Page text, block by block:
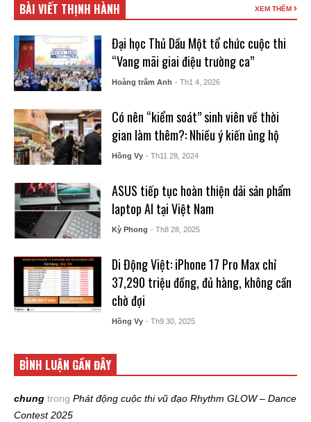
BÀI VIẾT THỊNH HÀNH XEM THÊM
Đại học Thủ Dầu Một tổ chức cuộc thi
“Vang mãi giai điệu trường ca”
Hoàng trâm Anh - Th1 4, 2026
Có nên “kiểm soát” sinh viên về thời
gian làm thêm?: Nhiều ý kiến ủng hộ
Hồng Vy - Th11 28, 2024
ASUS tiếp tục hoàn thiện dải sản phẩm
laptop AI tại Việt Nam
Kỳ Phong - Th8 28, 2025
Di Động Việt: iPhone 17 Pro Max chỉ
37,290 triệu đồng, đủ hàng, không cần
chờ đợi
Hồng Vy - Th9 30, 2025
BÌNH LUẬN GẦN ĐÂY
chung trong Phát động cuộc thi vũ đạo Rhythm GLOW – Dance
Contest 2025